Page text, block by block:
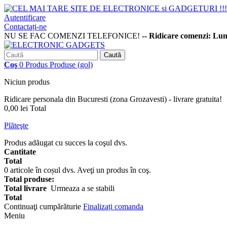
Autentificare
Contactați-ne
NU SE FAC COMENZI TELEFONICE! -- Ridicare comenzi:
Caută
Coş 0 Produs Produse (gol)
Niciun produs
Ridicare personala din Bucuresti (zona Grozavesti) - livrare gratuita!
0,00 lei Total
Plăteşte
Produs adăugat cu succes la coşul dvs.
Cantitate
Total
0 articole în coșul dvs. Aveţi un produs în coş.
Total produse:
Total livrare Urmeaza a se stabili
Total
Continuaţi cumpărăturie Finalizați comanda
Meniu